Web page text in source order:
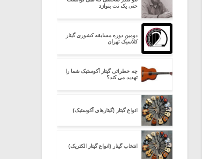
حتی یک نت بنوازد
دومین دوره مسابقه کشوری گیتار
کلاسیک تهران
چه خطراتی گیتار آکوستیک شما را
تهدید می کند؟
انواع گیتار (گیتارهای آکوستیک)
انتخاب گیتار (انواع گیتار الکتریک)